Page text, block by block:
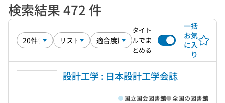
検索結果 472 件
タイト
ルでま
とめる
一括
お気
に入
り
設計工学 : 日本設計工学会誌
国立国会図書館 全国の図書館